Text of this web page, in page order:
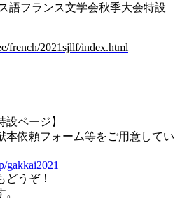
語フランス文学会秋季大会特設
french/2021sjllf/index.html
設ページ】
本依頼フォーム等をご用意してい
gakkai2021
うぞ！